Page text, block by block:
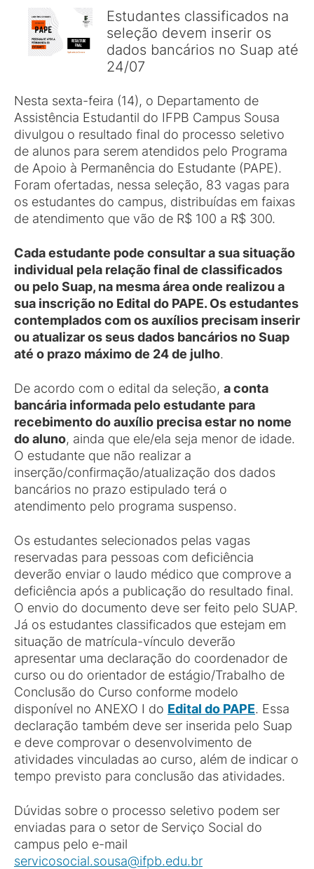
Estudantes classificados na
seleção devem inserir os
dados bancários no Suap até
24/07
Nesta sexta-feira (14), o Departamento de
Assistência Estudantil do IFPB Campus Sousa
divulgou o resultado final do processo seletivo
de alunos para serem atendidos pelo Programa
de Apoio à Permanência do Estudante (PAPE).
Foram ofertadas, nessa seleção, 83 vagas para
os estudantes do campus, distribuídas em faixas
de atendimento que vão de R$ 100 a R$ 300.
Cada estudante pode consultar a sua situação
individual pela relação final de classificados
ou pelo Suap, na mesma área onde realizou a
sua inscrição no Edital do PAPE. Os estudantes
contemplados com os auxílios precisam inserir
ou atualizar os seus dados bancários no Suap
até o prazo máximo de 24 de julho.
De acordo com o edital da seleção, a conta
bancária informada pelo estudante para
recebimento do auxílio precisa estar no nome
do aluno, ainda que ele/ela seja menor de idade.
O estudante que não realizar a
inserção/confirmação/atualização dos dados
bancários no prazo estipulado terá o
atendimento pelo programa suspenso.
Os estudantes selecionados pelas vagas
reservadas para pessoas com deficiência
deverão enviar o laudo médico que comprove a
deficiência após a publicação do resultado final.
O envio do documento deve ser feito pelo SUAP.
Já os estudantes classificados que estejam em
situação de matrícula-vínculo deverão
apresentar uma declaração do coordenador de
curso ou do orientador de estágio/Trabalho de
Conclusão do Curso conforme modelo
disponível no ANEXO I do Edital do PAPE. Essa
declaração também deve ser inserida pelo Suap
e deve comprovar o desenvolvimento de
atividades vinculadas ao curso, além de indicar o
tempo previsto para conclusão das atividades.
Dúvidas sobre o processo seletivo podem ser
enviadas para o setor de Serviço Social do
campus pelo e-mail
servicosocial.sousa@ifpb.edu.br